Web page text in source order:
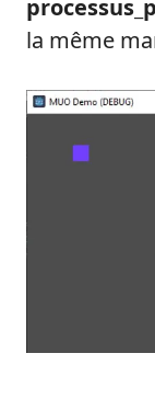
la même